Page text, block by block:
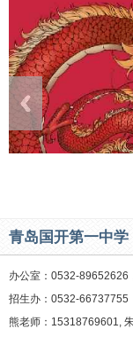
青岛国开第一中学
办公室：0532-89652626
招生办：0532-66737755
熊老师：15318769601,